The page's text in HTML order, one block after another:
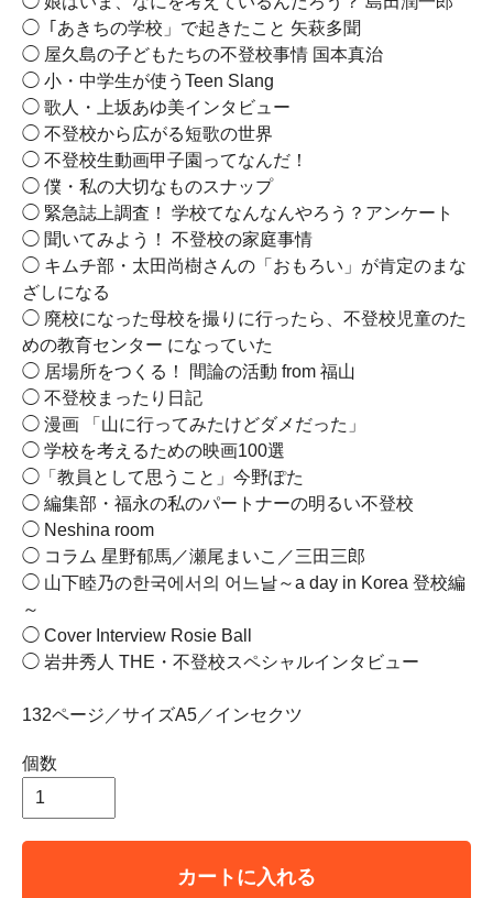
◯「あきちの学校」で起きたこと 矢萩多聞
◯ 屋久島の子どもたちの不登校事情 国本真治
◯ 小・中学生が使うTeen Slang
◯ 歌人・上坂あゆ美インタビュー
◯ 不登校から広がる短歌の世界
◯ 不登校生動画甲子園ってなんだ！
◯ 僕・私の大切なものスナップ
◯ 緊急誌上調査！ 学校てなんなんやろう？アンケート
◯ 聞いてみよう！ 不登校の家庭事情
◯ キムチ部・太田尚樹さんの「おもろい」が肯定のまな
ざしになる
◯ 廃校になった母校を撮りに行ったら、不登校児童のた
めの教育センター になっていた
◯ 居場所をつくる！ 間論の活動 from 福山
◯ 不登校まったり日記
◯ 漫画 「山に行ってみたけどダメだった」
◯ 学校を考えるための映画100選
◯「教員として思うこと」今野ぽた
◯ 編集部・福永の私のパートナーの明るい不登校
◯ Neshina room
◯ コラム 星野郁馬／瀬尾まいこ／三田三郎
◯ 山下睦乃の한국에서의 어느날～a day in Korea 登校編
～
◯ Cover Interview Rosie Ball
◯ 岩井秀人 THE・不登校スペシャルインタビュー
132ページ／サイズA5／インセクツ
個数
カートに入れる